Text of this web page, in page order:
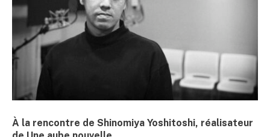
À la rencontre de Shinomiya Yoshitoshi, réalisateur